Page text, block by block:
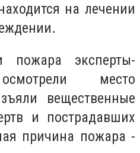
на лечении
пожара эксперты-
место
вещественные
и пострадавших
причина пожара -